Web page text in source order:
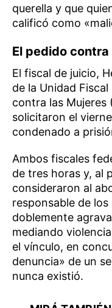
querella y que
calificó como
El pedido
El fiscal de juicio,
de la Unidad
contra las Mujeres
solicitaron el
condenado a
Ambos fiscales
de tres horas y, al
consideraron al
responsable de
doblemente
mediando
el vínculo, en
denuncia» de un
nunca existió.